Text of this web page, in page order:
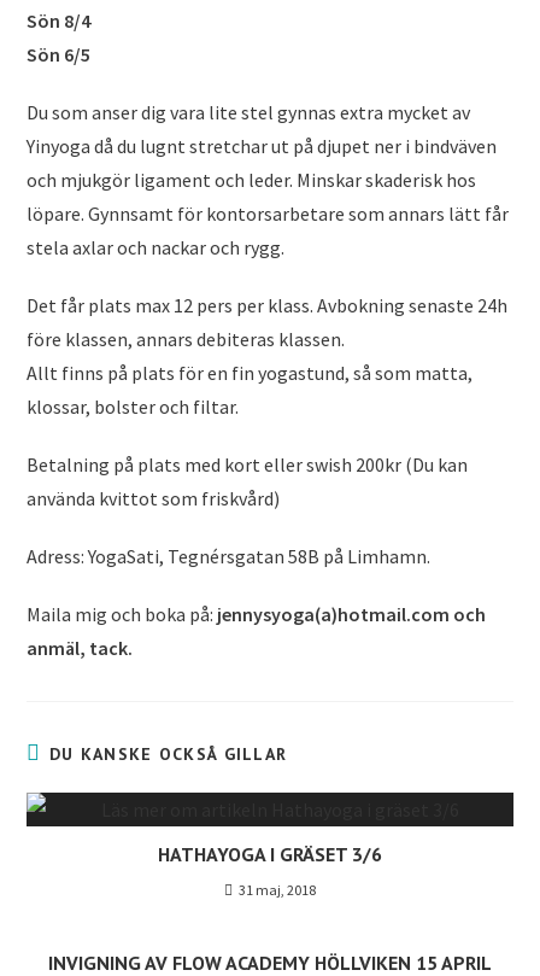
Sön 8/4
Sön 6/5
Du som anser dig vara lite stel gynnas extra mycket av
Yinyoga då du lugnt stretchar ut på djupet ner i bindväven
och mjukgör ligament och leder. Minskar skaderisk hos
löpare. Gynnsamt för kontorsarbetare som annars lätt får
stela axlar och nackar och rygg.
Det får plats max 12 pers per klass. Avbokning senaste 24h
före klassen, annars debiteras klassen.
Allt finns på plats för en fin yogastund, så som matta,
klossar, bolster och filtar.
Betalning på plats med kort eller swish 200kr (Du kan
använda kvittot som friskvård)
Adress: YogaSati, Tegnérsgatan 58B på Limhamn.
Maila mig och boka på: jennysyoga(a)hotmail.com och
anmäl, tack.
DU KANSKE OCKSÅ GILLAR
HATHAYOGA I GRÄSET 3/6
31 maj, 2018
INVIGNING AV FLOW ACADEMY HÖLLVIKEN 15 APRIL